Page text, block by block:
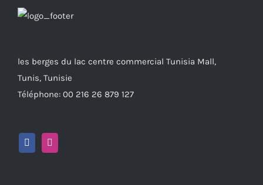
les berges du lac centre commercial Tunisia Mall,
Tunis, Tunisie
Téléphone: 00 216 26 879 127